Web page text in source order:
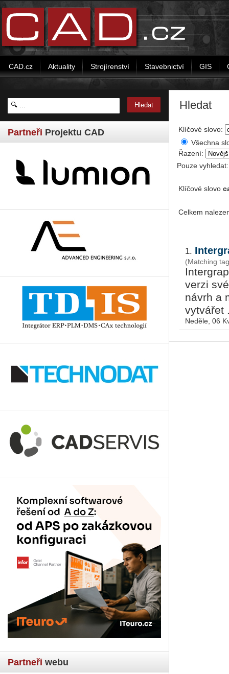
CAD.cz Aktuality Strojírenství Stavebnictví GIS
Partneři Projektu CAD
Partneři webu
Hledat
Klíčové slovo:
Všechna
Řazení:
Pouze
Klíčové slovo
Celkem
1.
(Matching
verzi
návrh a
vytvářet
Neděle, 06